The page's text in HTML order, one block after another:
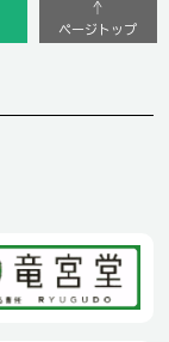
ページトップ